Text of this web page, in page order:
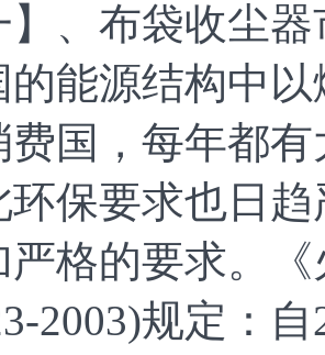
布袋收尘器
源结构中以
费国，每年都
环保要求也日
严格的要求。
2003)规定：